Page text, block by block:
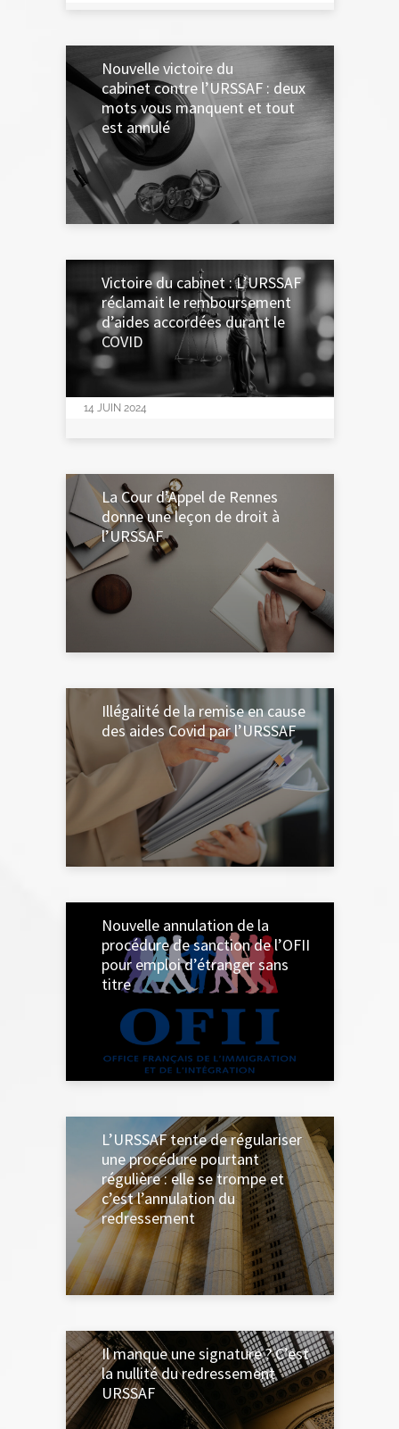
Nouvelle victoire du
cabinet contre l’URSSAF : deux
mots vous manquent et tout
est annulé
14 JUIN 2024
Victoire du cabinet : L’URSSAF
réclamait le remboursement
d’aides accordées durant le
COVID
La Cour d’Appel de Rennes
donne une leçon de droit à
l’URSSAF
Illégalité de la remise en cause
des aides Covid par l’URSSAF
15 MAI 2024
Nouvelle annulation de la
procédure de sanction de l’OFII
pour emploi d’étranger sans
titre
L’URSSAF tente de régulariser
une procédure pourtant
régulière : elle se trompe et
c’est l’annulation du
redressement
Il manque une signature ? C’est
la nullité du redressement
URSSAF